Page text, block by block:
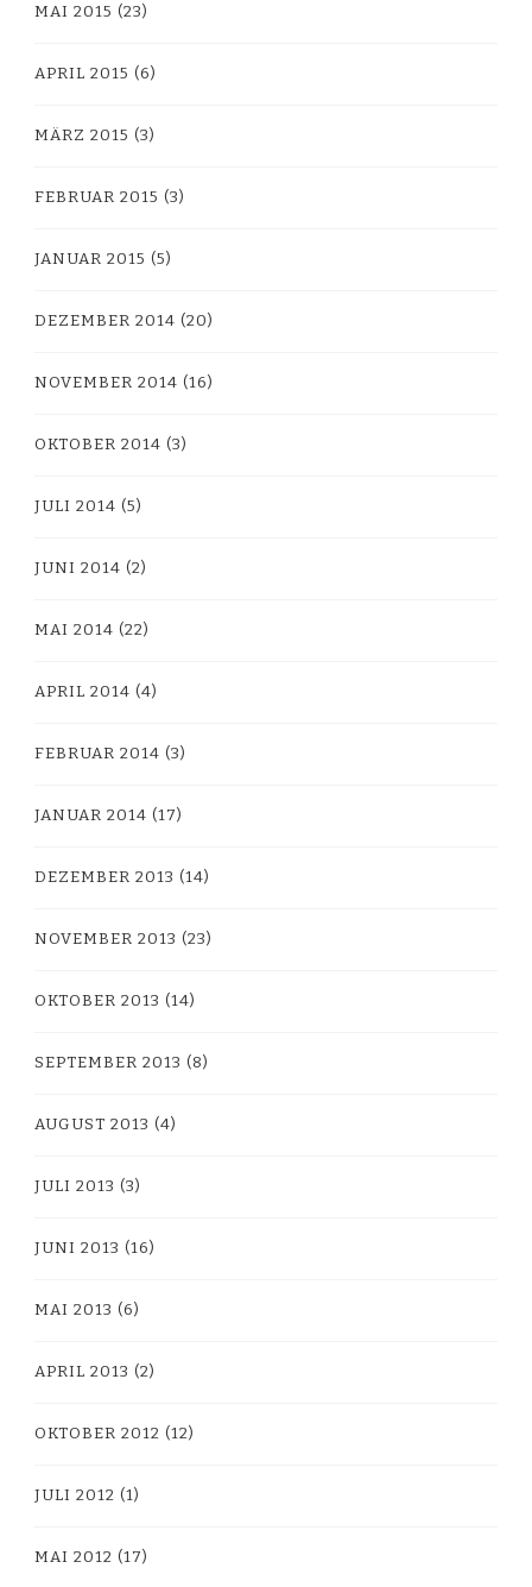
MAI 2015 (23)
APRIL 2015 (6)
MÄRZ 2015 (3)
FEBRUAR 2015 (3)
JANUAR 2015 (5)
DEZEMBER 2014 (20)
NOVEMBER 2014 (16)
OKTOBER 2014 (3)
JULI 2014 (5)
JUNI 2014 (2)
MAI 2014 (22)
APRIL 2014 (4)
FEBRUAR 2014 (3)
JANUAR 2014 (17)
DEZEMBER 2013 (14)
NOVEMBER 2013 (23)
OKTOBER 2013 (14)
SEPTEMBER 2013 (8)
AUGUST 2013 (4)
JULI 2013 (3)
JUNI 2013 (16)
MAI 2013 (6)
APRIL 2013 (2)
OKTOBER 2012 (12)
JULI 2012 (1)
MAI 2012 (17)